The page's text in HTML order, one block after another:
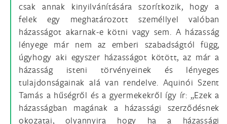
csak annak kinyilvánítására szorítkozik, hogy a
felek egy meghatározott személlyel valóban
házasságot akarnak-e kötni vagy sem. A házasság
lényege már nem az emberi szabadságtól függ,
úgyhogy aki egyszer házasságot kötött, az már a
házasság isteni törvényeinek és lényeges
tulajdonságainak alá van rendelve. Aquinói Szent
Tamás a hűségről és a gyermekekről így ír: „Ezek a
házasságban magának a házassági szerződésnek
okozatai, olyannyira hogy ha a házassági